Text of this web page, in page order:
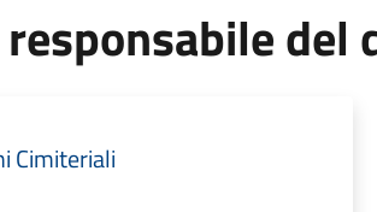
del
Cimiteriali